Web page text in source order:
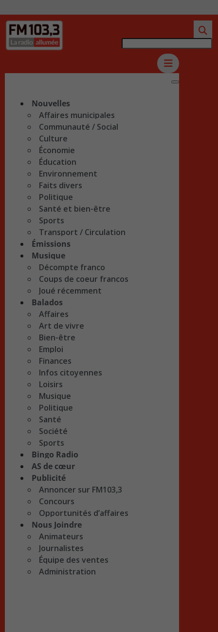
Nouvelles
Affaires municipales
Communauté / Social
Culture
Économie
Éducation
Environnement
Faits divers
Politique
Santé et bien-être
Sports
Transport / Circulation
Émissions
Musique
Décompte franco
Coups de coeur francos
Joué récemment
Balados
Affaires
Art de vivre
Bien-être
Emploi
Finances
Infos citoyennes
Loisirs
Musique
Politique
Santé
Société
Sports
Bingo Radio
AS de cœur
Publicité
Annoncer sur FM103,3
Concours
Opportunités d’affaires
Nous Joindre
Animateurs
Journalistes
Équipe des ventes
Administration